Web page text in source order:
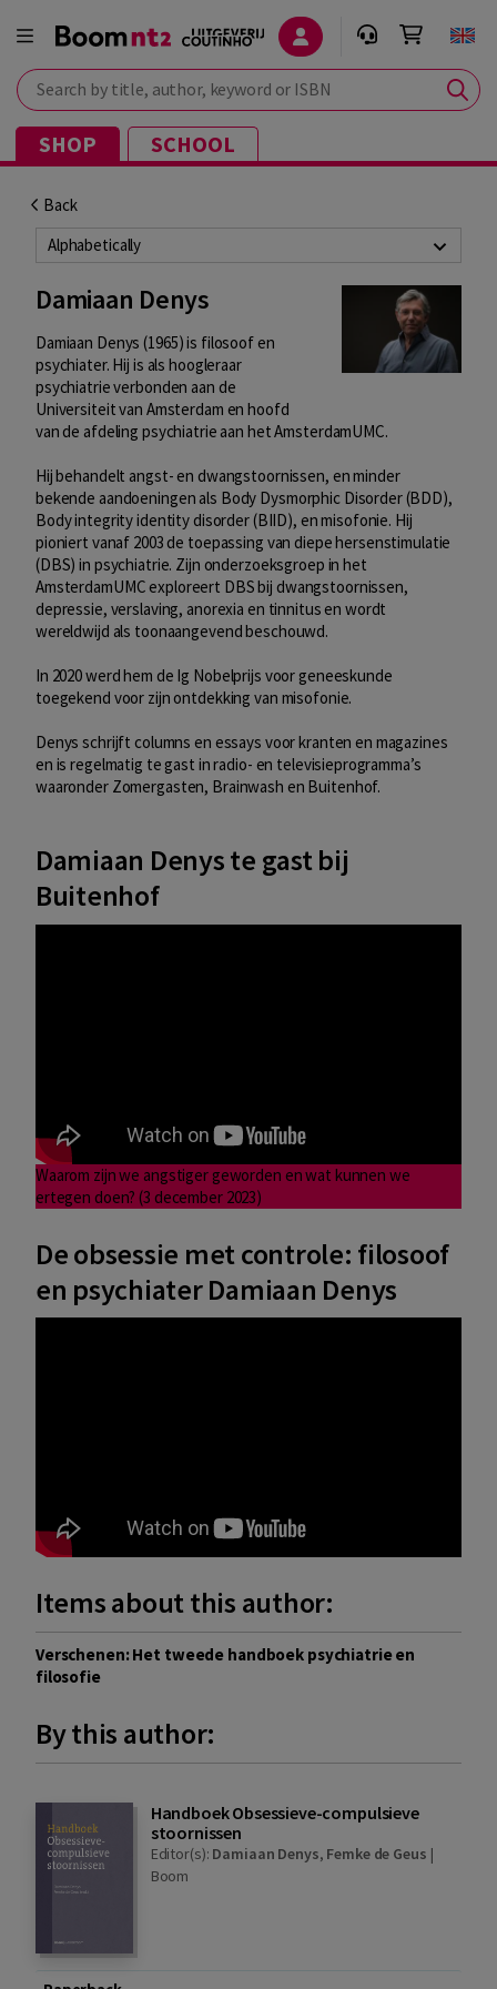
Search by title, author, keyword or ISBN
SHOP SCHOOL
Back
Alphabetically
Damiaan Denys
Damiaan Denys (1965) is filosoof en
psychiater. Hij is als hoogleraar
psychiatrie verbonden aan de
Universiteit van Amsterdam en hoofd
van de afdeling psychiatrie aan het AmsterdamUMC.
Hij behandelt angst- en dwangstoornissen, en minder
bekende aandoeningen als Body Dysmorphic Disorder (BDD),
Body integrity identity disorder (BIID), en misofonie. Hij
pioniert vanaf 2003 de toepassing van diepe hersenstimulatie
(DBS) in psychiatrie. Zijn onderzoeksgroep in het
AmsterdamUMC exploreert DBS bij dwangstoornissen,
depressie, verslaving, anorexia en tinnitus en wordt
wereldwijd als toonaangevend beschouwd.
In 2020 werd hem de Ig Nobelprijs voor geneeskunde
toegekend voor zijn ontdekking van misofonie.
Denys schrijft columns en essays voor kranten en magazines
en is regelmatig te gast in radio- en televisieprogramma’s
waaronder Zomergasten, Brainwash en Buitenhof.
Damiaan Denys te gast bij
Buitenhof
Waarom zijn we angstiger geworden en wat kunnen we
ertegen doen? (3 december 2023)
De obsessie met controle: filosoof
en psychiater Damiaan Denys
Items about this author:
Verschenen: Het tweede handboek psychiatrie en
filosofie
By this author:
Handboek Obsessieve-compulsieve
stoornissen
Editor(s): Damiaan Denys, Femke de Geus |
Boom